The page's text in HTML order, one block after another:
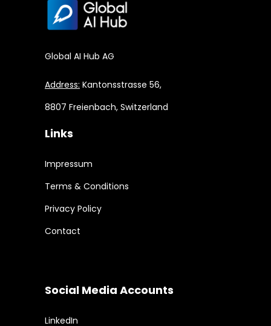
Global AI Hub AG
Address: Kantonsstrasse 56,
8807 Freienbach, Switzerland
Links
Impressum
Terms & Conditions
Privacy Policy
Contact
Social Media Accounts
LinkedIn